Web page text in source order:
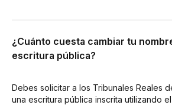
¿Cuánto cuesta cambiar tu
escritura pública?
Debes solicitar a los Tribunales Reales
una escritura pública inscrita utilizando